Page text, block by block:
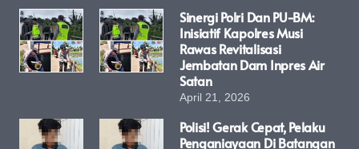
Sinergi Polri Dan PU-BM:
Inisiatif Kapolres Musi
Rawas Revitalisasi
Jembatan Dam Inpres Air
Satan
April 21, 2026
Polisi! Gerak Cepat, Pelaku
Penganiayaan Di Batangan